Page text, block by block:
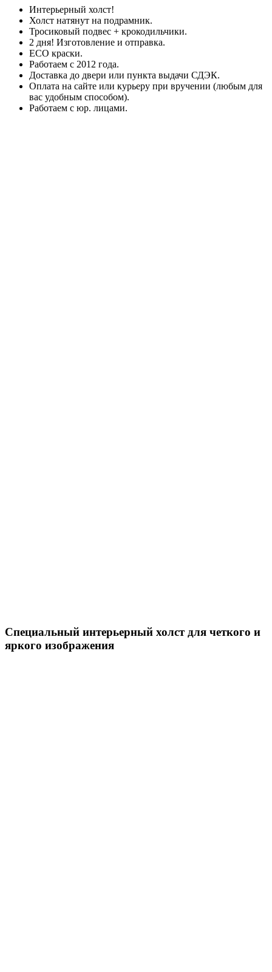
Интерьерный холст!
Холст натянут на подрамник.
Тросиковый подвес + крокодильчики.
2 дня! Изготовление и отправка.
ECO краски.
Работаем с 2012 года.
Доставка до двери или пункта выдачи СДЭК.
Оплата на сайте или курьеру при вручении (любым для
вас удобным способом).
Работаем с юр. лицами.
Специальный интерьерный холст для четкого и
яркого изображения